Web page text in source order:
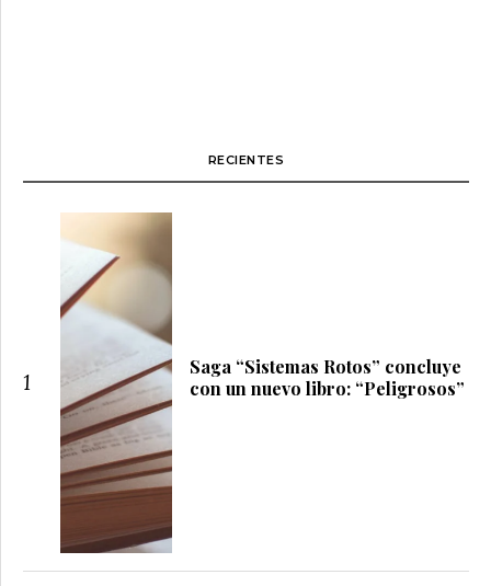
RECIENTES
1
Saga “Sistemas Rotos” concluye
con un nuevo libro: “Peligrosos”